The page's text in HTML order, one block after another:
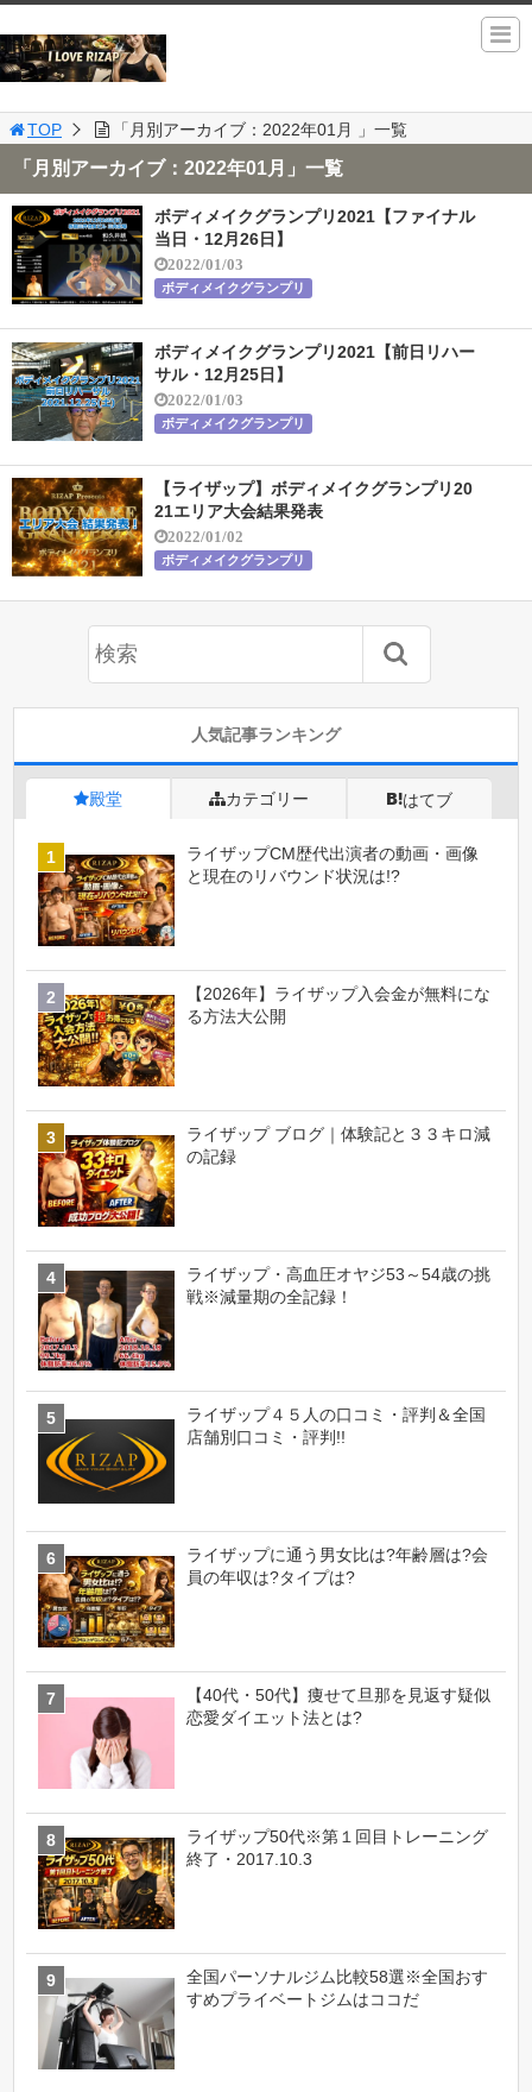
TOP 「月別アーカイブ：2022年01月 」一覧
「月別アーカイブ：2022年01月」一覧
ボディメイクグランプリ2021【ファイナル
当日・12月26日】
2022/01/03
ボディメイクグランプリ
ボディメイクグランプリ2021【前日リハー
サル・12月25日】
2022/01/03
ボディメイクグランプリ
【ライザップ】ボディメイクグランプリ20
21エリア大会結果発表
2022/01/02
ボディメイクグランプリ
人気記事ランキング
殿堂 カテゴリー はてブ
ライザップCM歴代出演者の動画・画像
と現在のリバウンド状況は!?
【2026年】ライザップ入会金が無料にな
る方法大公開
ライザップ ブログ｜体験記と３３キロ減
の記録
ライザップ・高血圧オヤジ53～54歳の挑
戦※減量期の全記録！
ライザップ４５人の口コミ・評判＆全国
店舗別口コミ・評判!!
ライザップに通う男女比は?年齢層は?会
員の年収は?タイプは?
【40代・50代】痩せて旦那を見返す疑似
恋愛ダイエット法とは?
ライザップ50代※第１回目トレーニング
終了・2017.10.3
全国パーソナルジム比較58選※全国おす
すめプライベートジムはココだ